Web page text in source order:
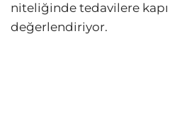
niteliğinde tedavilere
değerlendiriyor.